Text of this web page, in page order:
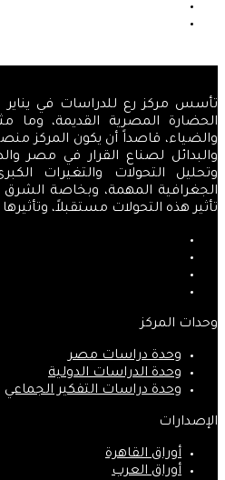
الحضارة المصرية القديمة، وما
والضياء، قاصداً أن يكون المركز
والبدائل لصناع القرار في مصر
وتحليل التحولات والتغيرات
الجغرافية المهمة، وبخاصة
تأثير هذه التحولات مستقبلاً،
وحدات المركز
وحدة دراسات مصر
وحدة الدراسات الدولية
وحدة دراسات التفكير الجماعي
الإصدارات
أوراق القاهرة
أوراق العرب